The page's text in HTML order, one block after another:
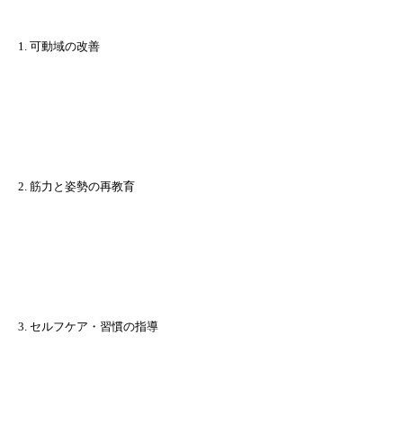
1. 可動域の改善
2. 筋力と姿勢の再教育
3. セルフケア・習慣の指導